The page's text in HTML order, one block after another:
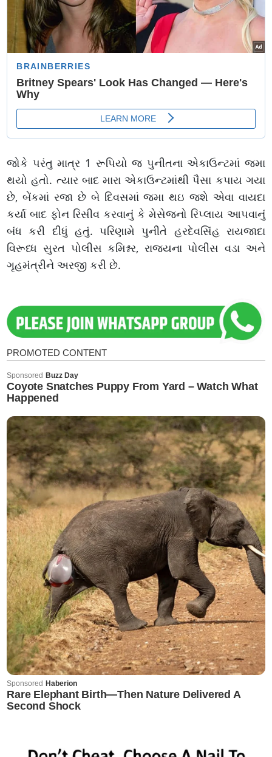
જોકે પરંતુ માત્ર 1 રૂપિયો જ પુનીતના એકાઉન્ટમાં જમા
થયો હતો. ત્યાર બાદ મારા એકાઉન્ટમાંથી પૈસા કપાય ગયા
છે, બેંકમાં રજા છે બે દિવસમાં જમા થઇ જશે એવા વાયદા
કર્યા બાદ ફોન રિસીવ કરવાનું કે મેસેજનો રિપ્લાય આપવાનું
બંધ કરી દીધું હતું. પરિણામે પુનીતે હરદેવસિંહ રાયજાદા
વિરૂધ્ધ સુરત પોલીસ કમિશ્નર, રાજયના પોલીસ વડા અને
ગૃહમંત્રીને અરજી કરી છે.